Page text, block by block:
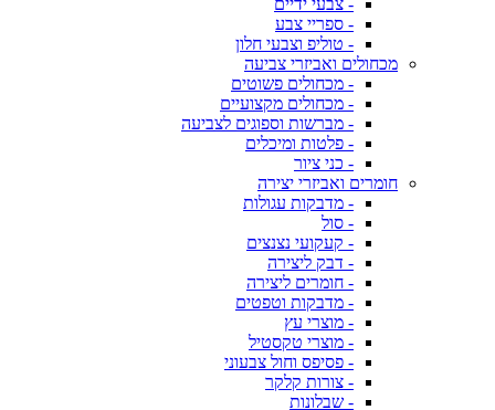
- צבעי ידיים
- ספריי צבע
- טוליפ וצבעי חלון
מכחולים ואביזרי צביעה
- מכחולים פשוטים
- מכחולים מקצועיים
- מברשות וספוגים לצביעה
- פלטות ומיכלים
- כני ציור
חומרים ואביזרי יצירה
- מדבקות עגולות
- סול
- קעקועי נצנצים
- דבק ליצירה
- חומרים ליצירה
- מדבקות וטפטים
- מוצרי עץ
- מוצרי טקסטיל
- פסיפס וחול צבעוני
- צורות קלקר
- שבלונות